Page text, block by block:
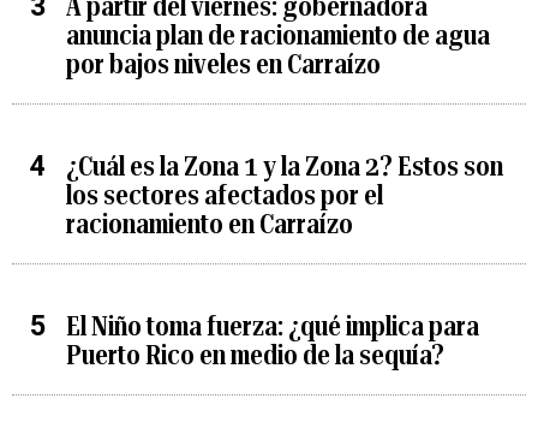
A partir del viernes: gobernadora
anuncia plan de racionamiento de agua
por bajos niveles en Carraízo
¿Cuál es la Zona 1 y la Zona 2? Estos son
los sectores afectados por el
racionamiento en Carraízo
El Niño toma fuerza: ¿qué implica para
Puerto Rico en medio de la sequía?